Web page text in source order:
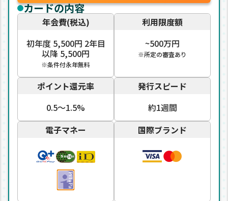
カードの内容
年会費(税込)
初年度 5,500円 2年目
以降 5,500円
※条件付永年無料
利用限度額
~500万円
※所定の審査あり
ポイント還元率
0.5〜1.5%
発行スピード
約1週間
電子マネー
国際ブランド